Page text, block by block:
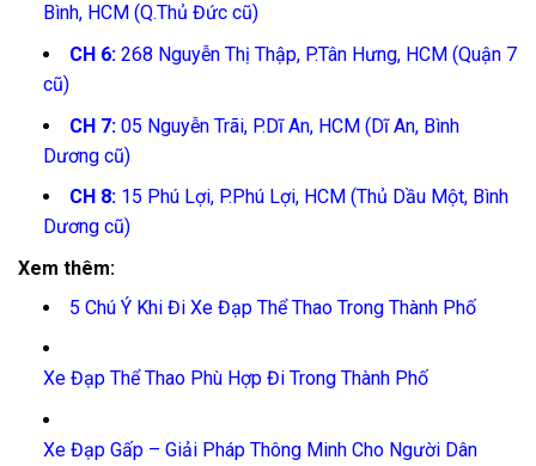
Bình, HCM (Q.Thủ Đức cũ)
CH 6:268 Nguyễn Thị Thập, P.Tân Hưng, HCM (Quận 7
cũ)
CH 7:05 Nguyễn Trãi, P.Dĩ An, HCM (Dĩ An, Bình
Dương cũ)
CH 8: 15 Phú Lợi, P.Phú Lợi, HCM (Thủ Dầu Một, Bình
Dương cũ)
Xem thêm:
5 Chú Ý Khi Đi Xe Đạp Thể Thao Trong Thành Phố
Xe Đạp Thể Thao Phù Hợp Đi Trong Thành Phố
Xe Đạp Gấp – Giải Pháp Thông Minh Cho Người Dân